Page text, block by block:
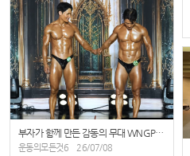
부자가 함께 만든 감동의 무대 WNGP 창원 오중헌·오윤석 선수 동반 출전
운동의모든것6 26/07/08